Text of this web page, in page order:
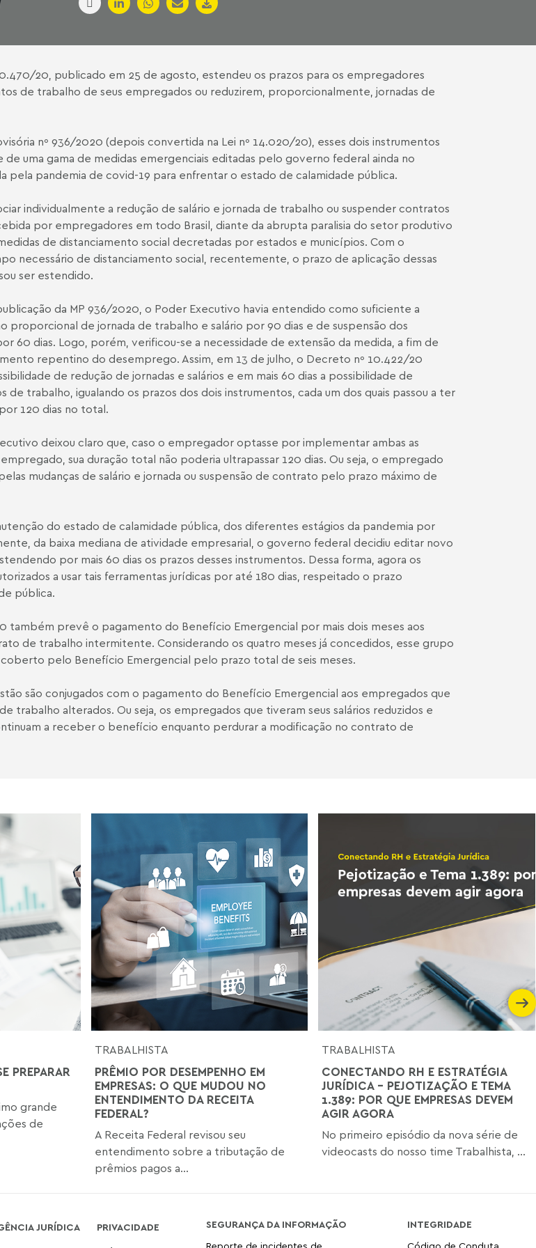
20, publicado em 25 de agosto, estendeu os prazos para os empregadores
de trabalho de seus empregados ou reduzirem, proporcionalmente, jornadas de
nº 936/2020 (depois convertida na Lei nº 14.020/20), esses dois instrumentos
de uma gama de medidas emergenciais editadas pelo governo federal ainda no
pela pandemia de covid-19 para enfrentar o estado de calamidade pública.
individualmente a redução de salário e jornada de trabalho ou suspender contratos
por empregadores em todo Brasil, diante da abrupta paralisia do setor produtivo
de distanciamento social decretadas por estados e municípios. Com o
necessário de distanciamento social, recentemente, o prazo de aplicação dessas
ser estendido.
da MP 936/2020, o Poder Executivo havia entendido como suficiente a
proporcional de jornada de trabalho e salário por 90 dias e de suspensão dos
60 dias. Logo, porém, verificou-se a necessidade de extensão da medida, a fim de
repentino do desemprego. Assim, em 13 de julho, o Decreto nº 10.422/20
de redução de jornadas e salários e em mais 60 dias a possibilidade de
de trabalho, igualando os prazos dos dois instrumentos, cada um dos quais passou a ter
120 dias no total.
deixou claro que, caso o empregador optasse por implementar ambas as
sua duração total não poderia ultrapassar 120 dias. Ou seja, o empregado
mudanças de salário e jornada ou suspensão de contrato pelo prazo máximo de
do estado de calamidade pública, dos diferentes estágios da pandemia por
da baixa mediana de atividade empresarial, o governo federal decidiu editar novo
por mais 60 dias os prazos desses instrumentos. Dessa forma, agora os
a usar tais ferramentas jurídicas por até 180 dias, respeitado o prazo
pública.
também prevê o pagamento do Benefício Emergencial por mais dois meses aos
de trabalho intermitente. Considerando os quatro meses já concedidos, esse grupo
pelo Benefício Emergencial pelo prazo total de seis meses.
são conjugados com o pagamento do Benefício Emergencial aos empregados que
trabalho alterados. Ou seja, os empregados que tiveram seus salários reduzidos e
a receber o benefício enquanto perdurar a modificação no contrato de
PREPARAR
grande
de
TRABALHISTA
PRÊMIO POR DESEMPENHO EM
EMPRESAS: O QUE MUDOU NO
ENTENDIMENTO DA RECEITA
FEDERAL?
A Receita Federal revisou seu
entendimento sobre a tributação de
prêmios pagos a...
TRABALHISTA
CONECTANDO RH E ESTRATÉGIA
JURÍDICA - PEJOTIZAÇÃO E TEMA
1.389: POR QUE EMPRESAS DEVEM
AGIR AGORA
No primeiro episódio da nova série de
videocasts do nosso time Trabalhista, ...
JURÍDICA PRIVACIDADE
SEGURANÇA DA INFORMAÇÃO
Reporte de incidentes de
INTEGRIDADE
Código de Conduta